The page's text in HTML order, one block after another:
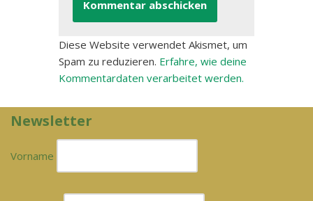
Diese Website verwendet Akismet, um
Spam zu reduzieren. Erfahre, wie deine
Kommentardaten verarbeitet werden.
Newsletter
Vorname